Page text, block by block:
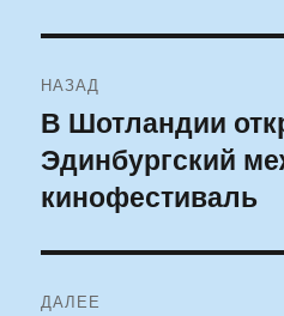
по
записям
НАЗАД
Предыдущая
запись:
В Шотландии
Эдинбургский
кинофестиваль
ДАЛЕЕ